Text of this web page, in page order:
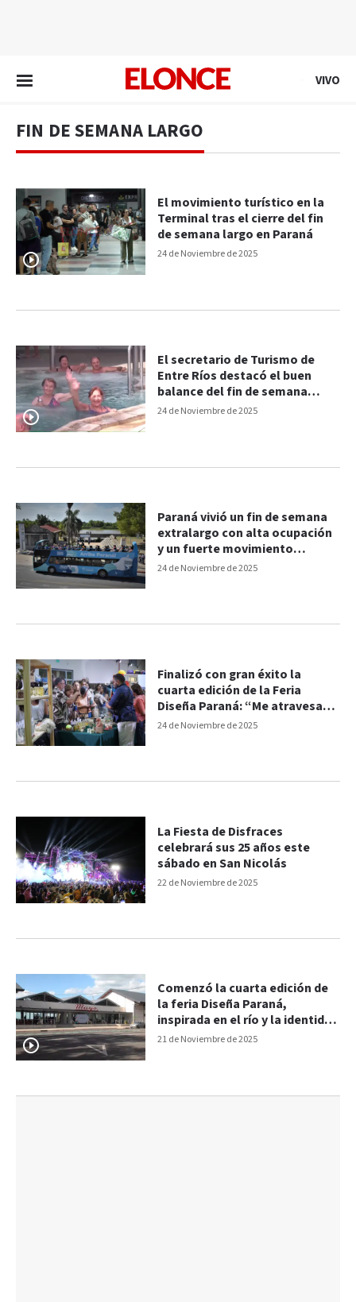
VIVO
FIN DE SEMANA LARGO
24 de Noviembre de 2025
El movimiento turístico en la
Terminal tras el cierre del fin
de semana largo en Paraná
24 de Noviembre de 2025
El secretario de Turismo de
Entre Ríos destacó el buen
balance del fin de semana
largo
24 de Noviembre de 2025
Paraná vivió un fin de semana
extralargo con alta ocupación
y un fuerte movimiento
económico
24 de Noviembre de 2025
Finalizó con gran éxito la
cuarta edición de la Feria
Diseña Paraná: “Me atravesaba
un río”
22 de Noviembre de 2025
La Fiesta de Disfraces
celebrará sus 25 años este
sábado en San Nicolás
21 de Noviembre de 2025
Comenzó la cuarta edición de
la feria Diseña Paraná,
inspirada en el río y la identidad
paranaense